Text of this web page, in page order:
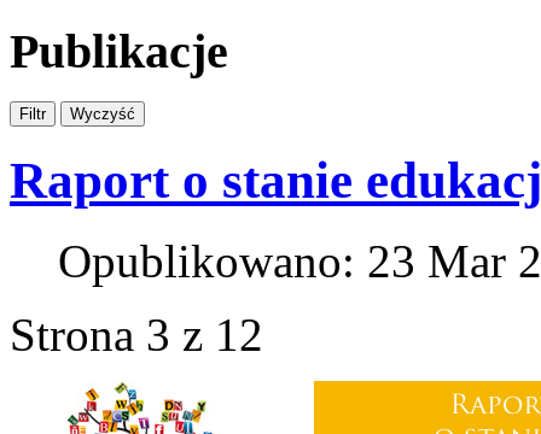
Publikacje
Raport o stanie
Opublikowano: 23 Mar
Strona 3 z 12